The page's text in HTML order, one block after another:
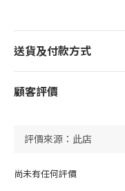
送貨及付款方式
顧客評價
尚未有任何評價